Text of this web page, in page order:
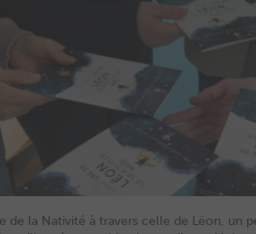
de la Nativité à travers celle de Lëon,